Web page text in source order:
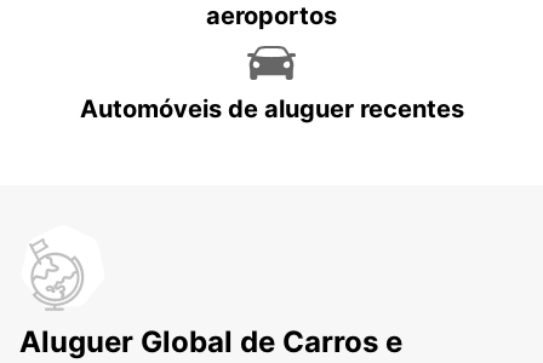
aeroportos
Automóveis de aluguer recentes
Aluguer Global de Carros e